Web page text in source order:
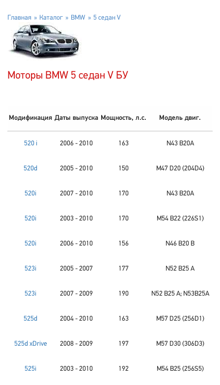
Главная Каталог BMW 5 седан V
Моторы BMW 5 седан V БУ
Модификация Даты выпуска Мощность, л.с. Модель двиг.
520 i 2006 - 2010 163 N43 B20A
520d 2005 - 2010 150 M47 D20 (204D4)
520i 2007 - 2010 170 N43 B20A
520i 2003 - 2010 170 M54 B22 (226S1)
520i 2006 - 2010 156 N46 B20 B
523i 2005 - 2007 177 N52 B25 A
523i 2007 - 2009 190 N52 B25 A; N53B25A
525d 2004 - 2010 163 M57 D25 (256D1)
525d xDrive 2008 - 2009 197 M57 D30 (306D3)
525i 2003 - 2010 192 M54 B25 (256S5)